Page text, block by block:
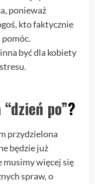
ponieważ
kto faktycznie
pomóc.
być dla kobiety
po”?
przydzielona
będzie już
musimy więcej się
spraw, o